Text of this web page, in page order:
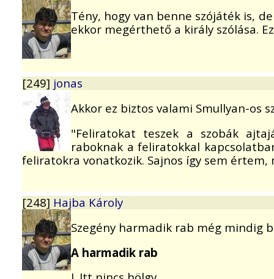
Tény, hogy van benne szójáték is,
ekkor megérthető a király szólása.
[249] jonas
Akkor ez biztos valami Smullyan-os
"Feliratokat teszek a szobák
raboknak a feliratokkal
feliratokra vonatkozik. Sajnos így sem
[248] Hajba Károly
Szegény harmadik rab még mindig
A harmadik rab